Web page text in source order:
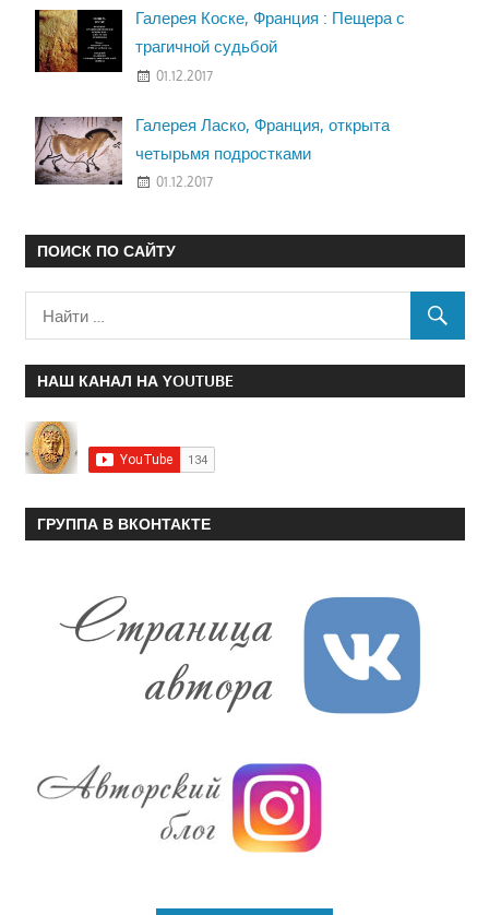
Галерея Коске, Франция : Пещера с
трагичной судьбой
01.12.2017
Галерея Ласко, Франция, открыта
четырьмя подростками
01.12.2017
ПОИСК ПО САЙТУ
НАШ КАНАЛ НА YOUTUBE
ГРУППА В ВКОНТАКТЕ